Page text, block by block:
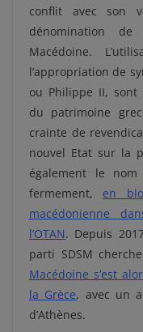
conflit avec son
dénomination
Macédoine.
l’appropriation de
ou Philippe II, sont
du patrimoine
crainte de
nouvel Etat sur la
également le
fermement, en
macédonienne
l’OTAN. Depuis
parti SDSM
Macédoine s’est
la Grèce, avec un
d’Athènes.